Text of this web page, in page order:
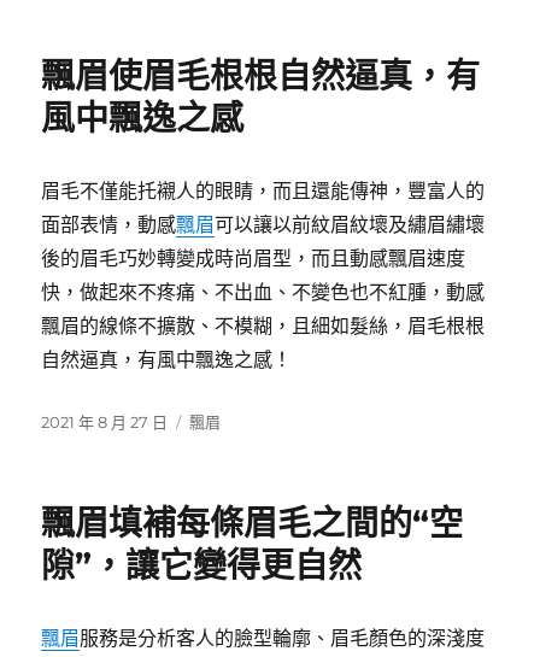
飄眉使眉毛根根自然逼真，有
風中飄逸之感
眉毛不僅能托襯人的眼睛，而且還能傳神，豐富人的
面部表情，動感飄眉可以讓以前紋眉紋壞及繡眉繡壞
後的眉毛巧妙轉變成時尚眉型，而且動感飄眉速度
快，做起來不疼痛、不出血、不變色也不紅腫，動感
飄眉的線條不擴散、不模糊，且細如髮絲，眉毛根根
自然逼真，有風中飄逸之感！
發
2021 年 8 月 27 日
分
飄眉
飄眉填補每條眉毛之間的“空
隙”，讓它變得更自然
飄眉服務是分析客人的臉型輪廓、眉毛顏色的深淺度